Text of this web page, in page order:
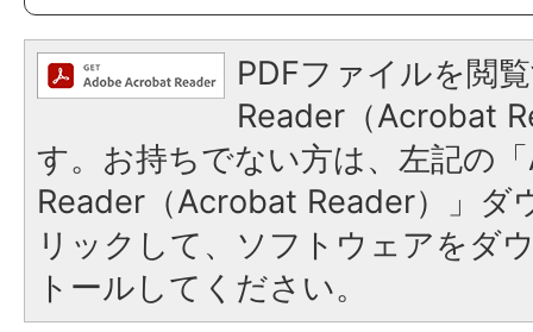
PDFファイルを閲
Reader（Acrobat
す。お持ちでない方は、左記の
Reader（Acrobat Reader）」ダ
リックして、ソフトウェアをダ
トールしてください。